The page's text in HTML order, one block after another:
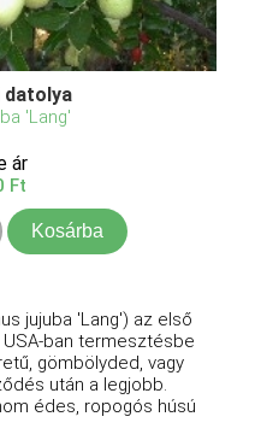
datolya
'Lang'
ár
Ft
Kosárba
jujuba 'Lang') az első
ban termesztésbe
gömbölyded, vagy
után a legjobb.
édes, ropogós húsú